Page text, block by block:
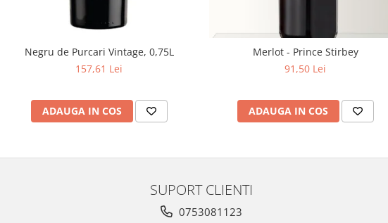
Negru de Purcari Vintage, 0,75L
157,61 Lei
ADAUGA IN COS
Merlot - Prince Stirbey
91,50 Lei
ADAUGA IN COS
SUPORT CLIENTI
0753081123